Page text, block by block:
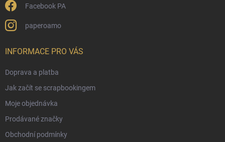
Facebook PA
paperoamo
INFORMACE PRO VÁS
Doprava a platba
Jak začít se scrapbookingem
Moje objednávka
Prodávané značky
Obchodní podmínky